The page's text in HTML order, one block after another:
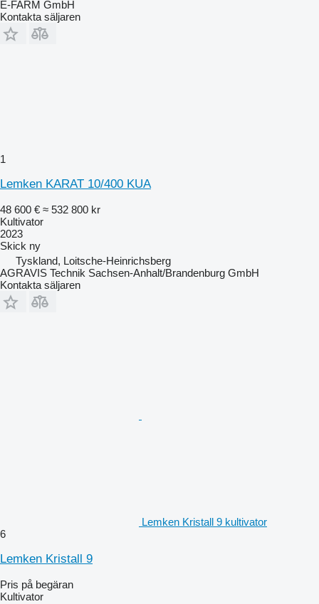
E-FARM GmbH
Kontakta säljaren
1
Lemken KARAT 10/400 KUA
48 600 € ≈ 532 800 kr
Kultivator
2023
Skick ny
Tyskland, Loitsche-Heinrichsberg
AGRAVIS Technik Sachsen-Anhalt/Brandenburg GmbH
Kontakta säljaren
Lemken Kristall 9 kultivator
6
Lemken Kristall 9
Pris på begäran
Kultivator